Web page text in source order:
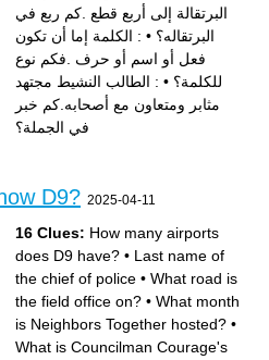
البرتقالة إلى أربع قطع .كم ربع في
البرتقاله؟ • : الكلمة إما أن تكون
فعل أو اسم أو حرف .فكم نوع
للكلمة؟ • : الطالب النشيط مجتهد
مثابر ومتعاون مع أصحابه.كم خبر
في الجملة؟
D9? 2025-04-11
16 Clues: How many airports
does D9 have? • Last name of
the chief of police • What road is
the field office on? • What month
is Neighbors Together hosted? •
What is Councilman Courage's